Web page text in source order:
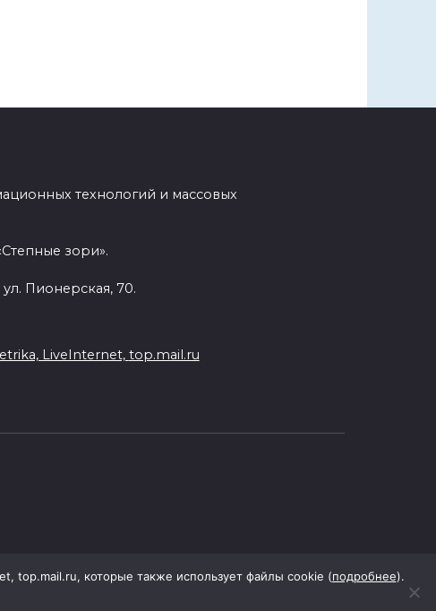
технологий и массовых
зори».
Пионерская, 70.
LiveInternet, top.mail.ru
top.mail.ru, которые также использует файлы cookie (подробнее).